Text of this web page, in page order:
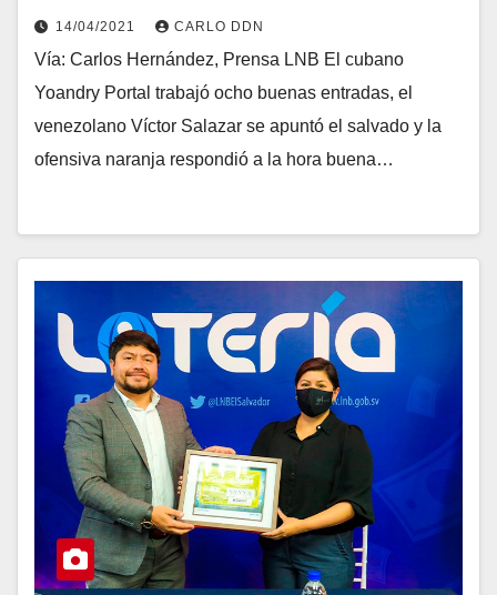
14/04/2021 CARLO DDN
Vía: Carlos Hernández, Prensa LNB El cubano
Yoandry Portal trabajó ocho buenas entradas, el
venezolano Víctor Salazar se apuntó el salvado y la
ofensiva naranja respondió a la hora buena…